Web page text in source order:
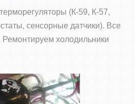
(К‑59, К‑57,
сенсорные датчики). Все
холодильники